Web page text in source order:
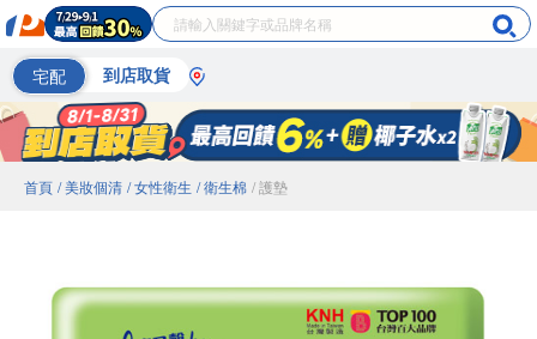
宅配 到店取貨
首頁 / 美妝個清 / 女性衛生 / 衛生棉 / 護墊